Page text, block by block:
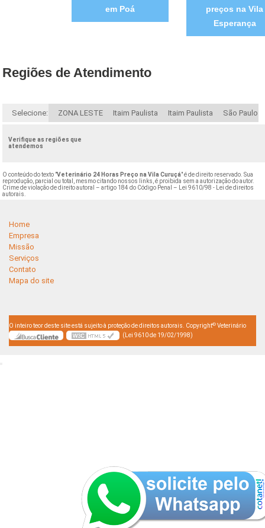
em Poá
preços na Vila
Esperança
Regiões de Atendimento
Selecione: ZONA LESTE Itaim Paulista Itaim Paulista São Paulo
Verifique as regiões que
atendemos
O conteúdo do texto "Veterinário 24 Horas Preço na Vila Curuçá" é de direito reservado. Sua
reprodução, parcial ou total, mesmo citando nossos links, é proibida sem a autorização do autor.
Crime de violação de direito autoral – artigo 184 do Código Penal –
Lei 9610/98 - Lei de direitos
autorais
Home
Empresa
Missão
Serviços
Contato
Mapa do site
O inteiro teor deste site está sujeito à proteção de direitos autorais. Copyright© Veterinário
(Lei 9610 de 19/02/1998)